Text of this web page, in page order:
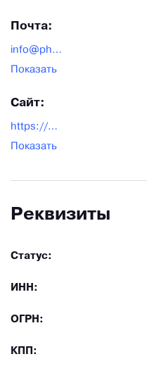
стандарты GMP.
Почта:
info@pharmstd.ru
Показать
Сайт:
https://pharmstd.ru/
Показать
Реквизиты
Статус:
ИНН:
ОГРН:
КПП: